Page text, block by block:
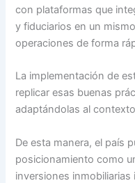
con plataformas que
y fiduciarios en un
operaciones de forma
La implementación de
replicar esas buenas
adaptándolas al
De esta manera, el país
posicionamiento como
inversiones inmobiliarias